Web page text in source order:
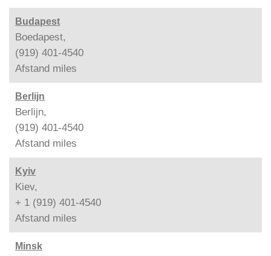
Budapest
Boedapest,
(919) 401-4540
Afstand miles
Berlijn
Berlijn,
(919) 401-4540
Afstand miles
Kyiv
Kiev,
+ 1 (919) 401-4540
Afstand miles
Minsk